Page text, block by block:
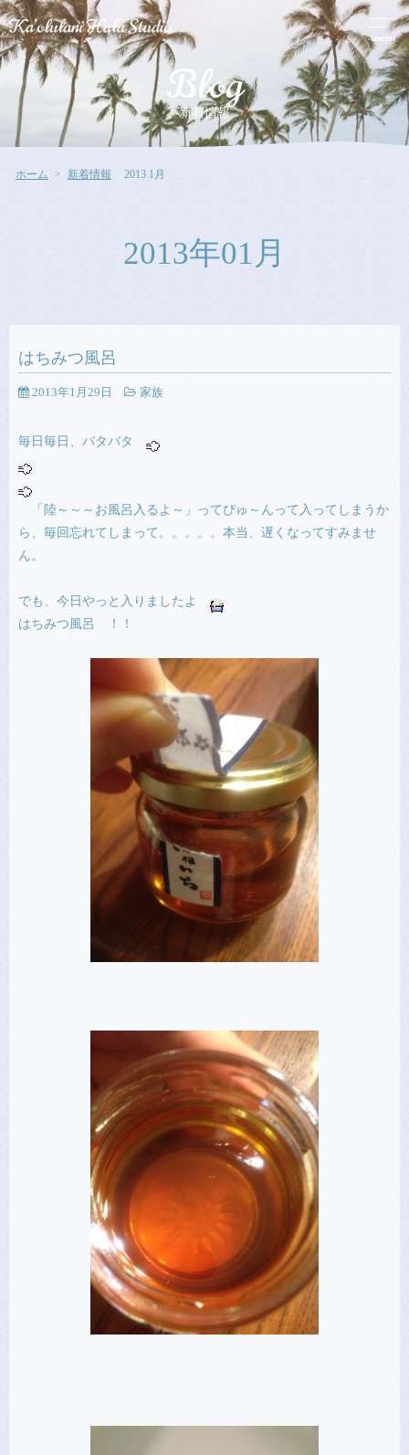
menu
Blog
新着情報
ホーム 新着情報 2013 1月
2013年01月
はちみつ風呂
2013年1月29日 家族
毎日毎日、バタバタ
「陸～～～お風呂入るよ～」ってぴゅ～んって入ってしまうか
ら、毎回忘れてしまって。。。。。本当、遅くなってすみませ
ん。
でも、今日やっと入りましたよ
はちみつ風呂 ！！